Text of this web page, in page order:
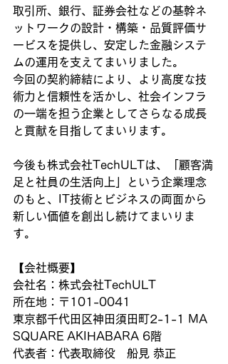
取引所、銀行、証券会社などの基幹ネ
ットワークの設計・構築・品質評価サ
ービスを提供し、安定した金融システ
ムの運用を支えてまいりました。
今回の契約締結により、より高度な技
術力と信頼性を活かし、社会インフラ
の一端を担う企業としてさらなる成長
と貢献を目指してまいります。
今後も株式会社TechULTは、「顧客満
足と社員の生活向上」という企業理念
のもと、IT技術とビジネスの両面から
新しい価値を創出し続けてまいりま
す。
【会社概要】
会社名：株式会社TechULT
所在地：〒101-0041
東京都千代田区神田須田町2-1-1 MA
SQUARE AKIHABARA 6階
代表者：代表取締役　船見 恭正